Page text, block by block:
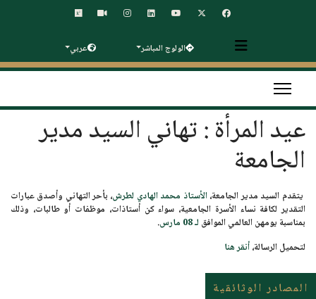
الولوج المباشر عربي
عيد المرأة : تهاني السيد مدير
الجامعة
يتقدم السيد مدير الجامعة،الأستاذ محمد الهادي لطرش، بأحر التهاني وأصدق عبارات
التقدير لكافة نساء الأسرة الجامعية، سواء كن أستاذات، موظفات أو طالبات، وذلك
بمناسبة يومهن العالمي الموافق لـ 08 مارس
.
لتحميل الرسالة،أنقر هنا
المصادر الوثائقية